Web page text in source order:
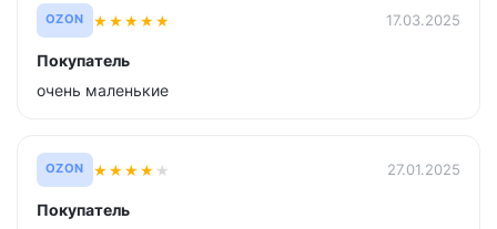
OZON ★★★★★ 17.03.2025
Покупатель
очень маленькие
OZON ★★★★ ★ 27.01.2025
Покупатель